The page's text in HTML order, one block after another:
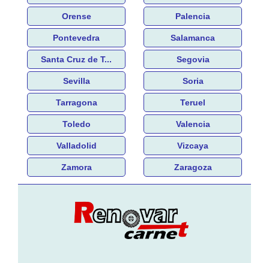
Orense Palencia
Pontevedra Salamanca
Santa Cruz de T... Segovia
Sevilla Soria
Tarragona Teruel
Toledo Valencia
Valladolid Vizcaya
Zamora Zaragoza